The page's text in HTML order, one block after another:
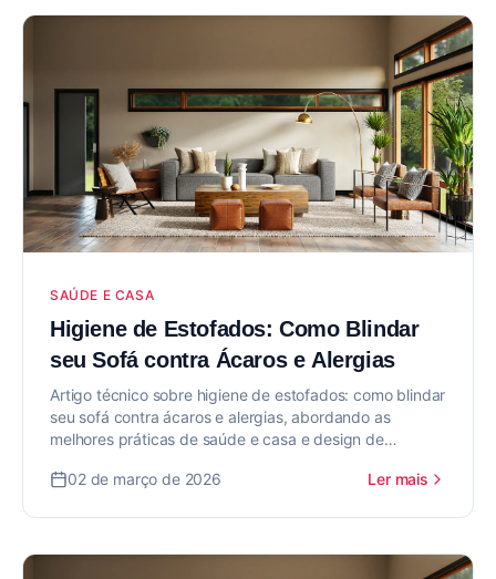
SAÚDE E CASA
Higiene de Estofados: Como Blindar
seu Sofá contra Ácaros e Alergias
Artigo técnico sobre higiene de estofados: como blindar
seu sofá contra ácaros e alergias, abordando as
melhores práticas de saúde e casa e design de
02 de março de 2026
Ler mais